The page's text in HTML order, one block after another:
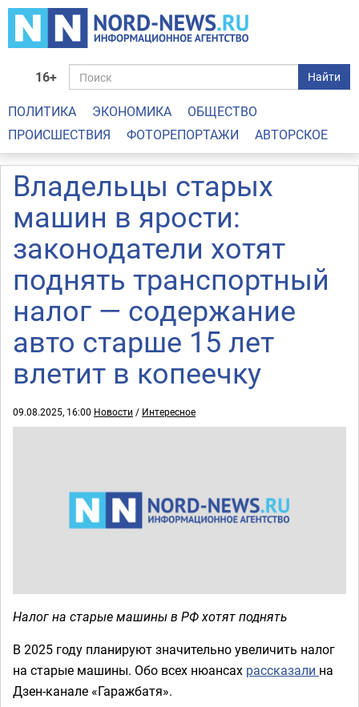
16+ Найти
ПОЛИТИКА ЭКОНОМИКА
ОБЩЕСТВО
ПРОИСШЕСТВИЯ
ФОТОРЕПОРТАЖИ АВТОРСКОЕ
Владельцы старых
машин в ярости:
законодатели хотят
поднять транспортный
налог — содержание
авто старше 15 лет
влетит в копеечку
09.08.2025, 16:00 Новости / Интересное
Налог на старые машины в РФ хотят поднять
В 2025 году планируют значительно увеличить налог
на старые машины. Обо всех нюансах рассказали на
Дзен-канале «Гаражбатя».